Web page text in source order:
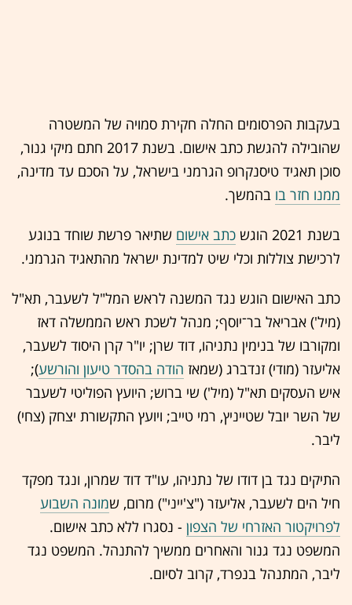
בעקבות הפרסומים החלה חקירת סמויה של המשטרה
שהובילה להגשת כתב אישום. בשנת 2017 חתם מיקי גנור,
סוכן תאגיד טיסנקרופ הגרמני בישראל, על הסכם עד מדינה,
ממנו חזר בו בהמשך.
בשנת 2021 הוגש כתב אישום שתיאר פרשת שוחד בנוגע
לרכישת צוללות וכלי שיט למדינת ישראל מהתאגיד הגרמני.
כתב האישום הוגש נגד המשנה לראש המל"ל לשעבר, תא"ל
(מיל') אבריאל בר־יוסף; מנהל לשכת ראש הממשלה דאז
ומקורבו של בנימין נתניהו, דוד שרן; יו"ר קרן היסוד לשעבר,
אליעזר (מודי) זנדברג (שמאז הודה בהסדר טיעון והורשע);
איש העסקים תא"ל (מיל') שי ברוש; היועץ הפוליטי לשעבר
של השר יובל שטייניץ, רמי טייב; ויועץ התקשורת יצחק (צחי)
ליבר.
התיקים נגד בן דודו של נתניהו, עו"ד דוד שמרון, ונגד מפקד
חיל הים לשעבר, אליעזר ("צ'ייני") מרום, שמונה השבוע
לפרויקטור האזרחי של הצפון - נסגרו ללא כתב אישום.
המשפט נגד גנור והאחרים ממשיך להתנהל. המשפט נגד
ליבר, המתנהל בנפרד, קרוב לסיום.